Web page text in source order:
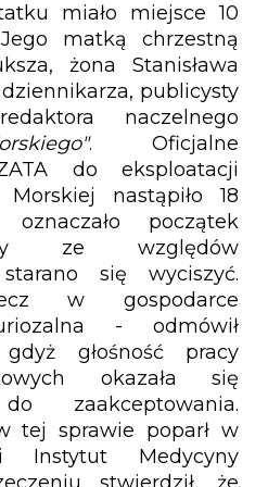
miało miejsce 10
matką chrzestną
żona Stanisława
publicysty
naczelnego
. Oficjalne
do eksploatacji
nastąpiło 18
początek
ze względów
się wyciszyć.
w gospodarce
- odmówił
głośność pracy
okazała się
zaakceptowania.
tej sprawie poparł w
Instytut Medycyny